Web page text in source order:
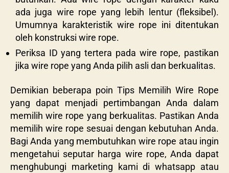
ada juga wire rope yang lebih lentur (fleksibel).
Umumnya karakteristik wire rope ini ditentukan
oleh konstruksi wire rope.
Periksa ID yang tertera pada wire rope, pastikan
jika wire rope yang Anda pilih asli dan berkualitas.
Demikian beberapa poin Tips Memilih Wire Rope
yang dapat menjadi pertimbangan Anda dalam
memilih wire rope yang berkualitas. Pastikan Anda
memilih wire rope sesuai dengan kebutuhan Anda.
Bagi Anda yang membutuhkan wire rope atau ingin
mengetahui seputar harga wire rope, Anda dapat
menghubungi marketing kami di whatsapp atau